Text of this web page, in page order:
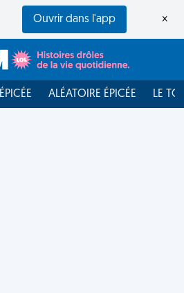
Ouvrir dans l'app ×
ÉPICÉE ALÉATOIRE ÉPICÉE LE